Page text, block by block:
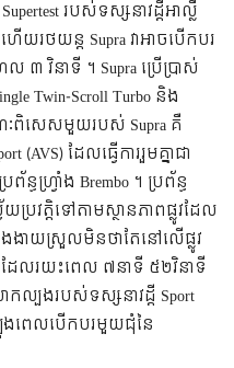
របស់ទស្សនាវដ្តីអាល្លឺ
ើយរថយន្ត Supra វាអាចបើកបរ
៣ វិនាទី ។ Supra ប្រើប្រាស់
Twin-Scroll Turbo និង
ពិសេសមួយរបស់ Supra គឺ
(AVS) ដែលធ្វើការរួមគ្នាជា
ន្ធហ្រ្វាំង Brembo ។ ប្រព័ន្ធ
វត្តិទៅតាមស្ថានភាពផ្លូវដែល
ងងាយស្រួលមិនថាតែនៅលើផ្លូវ
ដែលរយះពេល ៧នាទី ៥២វិនាទី
ល្បងរបស់ទស្សនាវដ្តី Sport
ឡុងពេលបើកបរមួយជុំនៃ